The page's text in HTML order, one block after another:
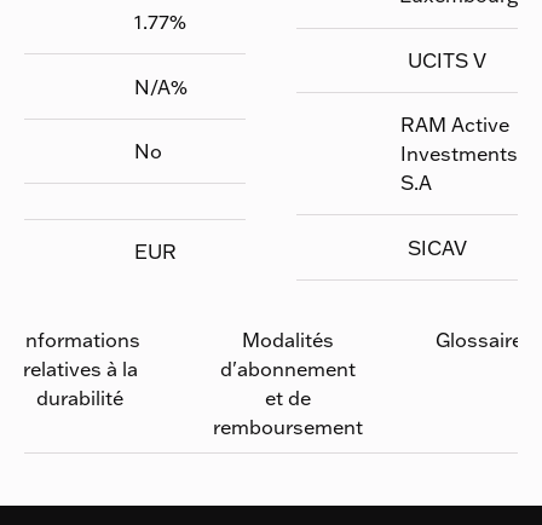
1.77%
N/A%
No
EUR
UCITS V
RAM Active
Investments
S.A
SICAV
Informations
relatives à la
durabilité
Modalités
d'abonnement
et de
remboursement
Glossaire